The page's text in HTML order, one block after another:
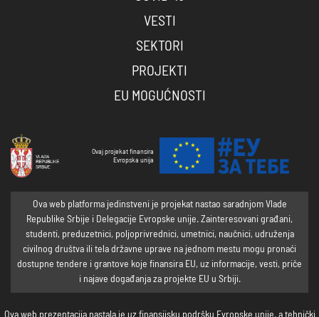
VESTI
SEKTORI
PROJEKTI
EU MOGUĆNOSTI
Ovaj projekat finansira
Evropska unija
Ova web platforma jedinstveni je projekat nastao saradnjom Vlade
Republike Srbije i Delegacije Evropske unije. Zainteresovani građani,
studenti, preduzetnici, poljoprivrednici, umetnici, naučnici, udruženja
civilnog društva ili tela državne uprave na jednom mestu mogu pronaći
dostupne tendere i grantove koje finansira EU, uz informacije, vesti, priče
i najave događanja za projekte EU u Srbiji.